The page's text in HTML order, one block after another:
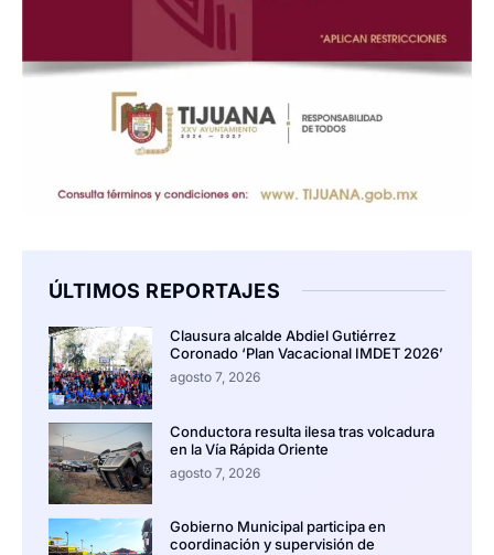
ÚLTIMOS REPORTAJES
Clausura alcalde Abdiel Gutiérrez
Coronado ‘Plan Vacacional IMDET 2026’
agosto 7, 2026
Conductora resulta ilesa tras volcadura
en la Vía Rápida Oriente
agosto 7, 2026
Gobierno Municipal participa en
coordinación y supervisión de